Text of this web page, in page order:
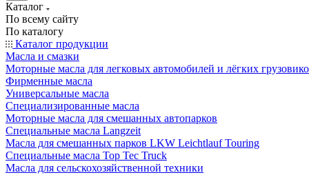
Каталог
По всему сайту
По каталогу
Каталог продукции
Масла и смазки
Моторные масла для легковых автомобилей и лёгких
Фирменные масла
Универсальные масла
Специализированные масла
Моторные масла для смешанных автопарков
Специальные масла Langzeit
Масла для смешанных парков LKW Leichtlauf Touring
Специальные масла Top Tec Truck
Масла для сельскохозяйственной техники